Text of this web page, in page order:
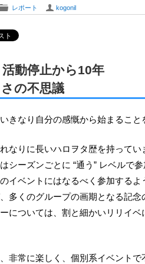
レポート U kogonil
動停止から10年
の不思議
いきなり自分の感慨から始まるこ
シーズンごとに “通う” レベルで
イベントにはなるべく参加する
多くのグループの画期となる記
については、割と細かいリリイ